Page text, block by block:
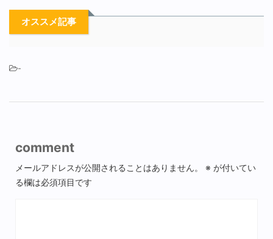
オススメ記事
-
comment
メールアドレスが公開されることはありません。 ※ が付いてい
る欄は必須項目です